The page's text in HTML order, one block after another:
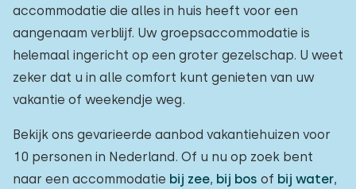
accommodatie die alles in huis heeft voor een
aangenaam verblijf. Uw groepsaccommodatie is
helemaal ingericht op een groter gezelschap. U weet
zeker dat u in alle comfort kunt genieten van uw
vakantie of weekendje weg.
Bekijk ons gevarieerde aanbod vakantiehuizen voor
10 personen in Nederland. Of u nu op zoek bent
naar een accommodatie bij zee, bij bos of bij water,